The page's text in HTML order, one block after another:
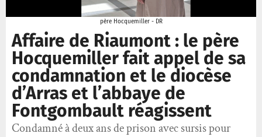
père Hocquemiller - DR
Affaire de Riaumont : le père
Hocquemiller fait appel de sa
condamnation et le diocèse
d’Arras et l’abbaye de
Fontgombault réagissent
Condamné à deux ans de prison avec sursis pour